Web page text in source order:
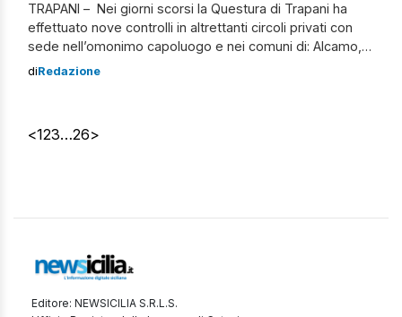
TRAPANI – Nei giorni scorsi la Questura di Trapani ha
effettuato nove controlli in altrettanti circoli privati con
sede nell’omonimo capoluogo e nei comuni di: Alcamo,
Mazara del Vallo e Santa Ninfa. Dalle verifiche sono
diRedazione
<123…26>
Editore: NEWSICILIA S.R.L.S.